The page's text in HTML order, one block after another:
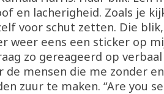
en lacherigheid. Zoals je
voor schut zetten. Die
weer eens een sticker op
zo gereageerd op
de mensen die me zonder
zuur te maken. “Are you